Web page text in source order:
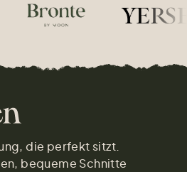
die perfekt sitzt.
bequeme Schnitte